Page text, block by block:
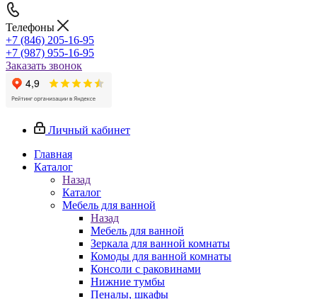
Телефоны
+7 (846) 205-16-95
+7 (987) 955-16-95
Заказать звонок
Личный кабинет
Главная
Каталог
Назад
Каталог
Мебель для ванной
Назад
Мебель для ванной
Зеркала для ванной комнаты
Комоды для ванной комнаты
Консоли с раковинами
Нижние тумбы
Пеналы, шкафы